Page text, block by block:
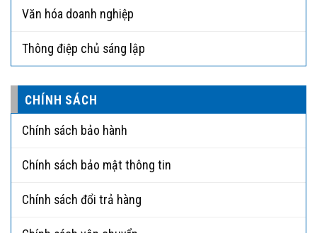
Văn hóa doanh nghiệp
Thông điệp chủ sáng lập
CHÍNH SÁCH
Chính sách bảo hành
Chính sách bảo mật thông tin
Chính sách đổi trả hàng